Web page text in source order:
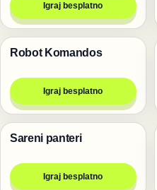
Igraj besplatno
Pucanje
Robot Komandos
Igraj besplatno
Pucanje
Sareni panteri
Igraj besplatno